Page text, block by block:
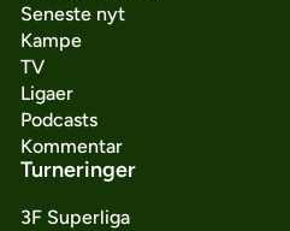
Seneste nyt
Kampe
TV
Ligaer
Podcasts
Kommentar
Turneringer
3F Superliga